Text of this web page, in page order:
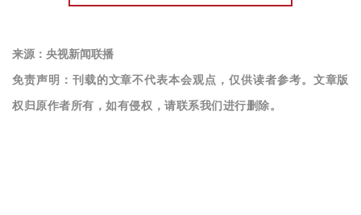
来源：央视新闻联播
免责声明：刊载的文章不代表本会观点，仅供读者参考。文章版
权归原作者所有，如有侵权，请联系我们进行删除。